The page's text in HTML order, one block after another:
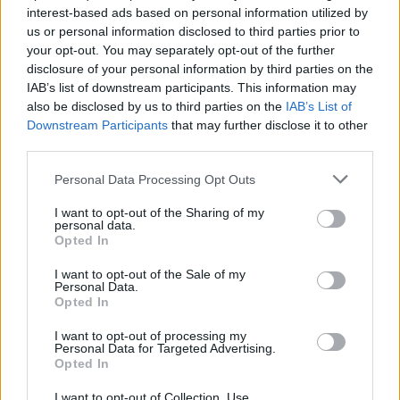
interest-based ads based on personal information utilized by
us or personal information disclosed to third parties prior to
your opt-out. You may separately opt-out of the further
disclosure of your personal information by third parties on the
IAB’s list of downstream participants. This information may
also be disclosed by us to third parties on the IAB’s List of
Downstream Participants that may further disclose it to other
Personal Data Processing Opt Outs
I want to opt-out of the Sharing of my
personal data.
Opted In
I want to opt-out of the Sale of my
Personal Data.
Opted In
I want to opt-out of processing my
Personal Data for Targeted Advertising.
Opted In
Δήμος Μινώα Πεδιάδας: Συνολικά 285 ζώα έλαβαν
κτηνιατρική φροντίδα!
13:33
Πέθανε ο φιλόσοφος και συγγραφέας, Στέλιος Ράμφος
13:26
Σαρακήνικο
Δήμος Φαιστού: Εκδήλωση Μνήμης Πεσόντων
Σκουρβούλων
Περιφέρεια Κρήτης: Μισό εκατομ. ευρώ για έργα οδικής
12:56